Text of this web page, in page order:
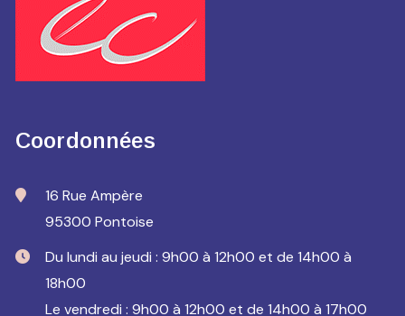
Coordonnées
16 Rue Ampère
95300 Pontoise
Du lundi au jeudi : 9h00 à 12h00 et de 14h00 à
18h00
Le vendredi : 9h00 à 12h00 et de 14h00 à 17h00